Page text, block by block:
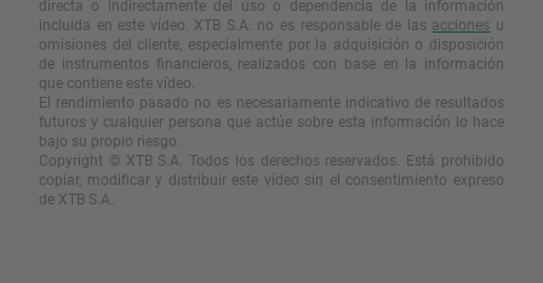
directa o indirectamente del uso o dependencia de la información
incluida en este vídeo. XTB S.A. no es responsable de las acciones u
omisiones del cliente, especialmente por la adquisición o disposición
de instrumentos financieros, realizados con base en la información
que contiene este vídeo.
El rendimiento pasado no es necesariamente indicativo de resultados
futuros y cualquier persona que actúe sobre esta información lo hace
bajo su propio riesgo.
Copyright © XTB S.A. Todos los derechos reservados. Está prohibido
copiar, modificar y distribuir este vídeo sin el consentimiento expreso
de XTB S.A.